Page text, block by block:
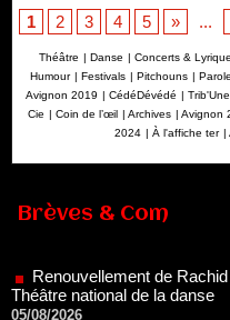
1
2 3 4 5 » ...
Théâtre | Danse | Concerts & Lyrique
Humour | Festivals | Pitchouns |
Avignon 2019 | CédéDévédé | Trib'Une
Cie | Coin de l’œil | Archives | Avignon
2024 | À l'affiche ter |
Brèves & Com
Renouvellement de
Théâtre national de la danse
Nomination de Jérôme
Scène nationale de
22/07/2026